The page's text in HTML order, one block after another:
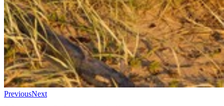
PreviousNext